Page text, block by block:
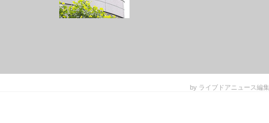
by ライブドアニュース編